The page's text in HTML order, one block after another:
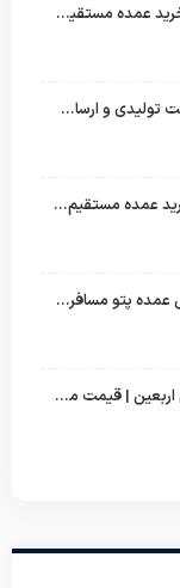
قیمت پتو تک نفره برجسته پروانه | خرید عمده مستقیم با بهترین قیمت بازار
فروش عمده پتو یک‌نفره پریما با قیمت تولیدی و ارسال به سراسر کشور
قیمت پتو یک‌نفره ضخیم گلبافت | خرید عمده مستقیم با بهترین قیمت
قیمت پتو سبک سنس | خرید و پخش عمده پتو مسافرتی Sense
خرید عمده پتو مینک برای موکب‌های اربعین | قیمت مناسب و ارسال سریع